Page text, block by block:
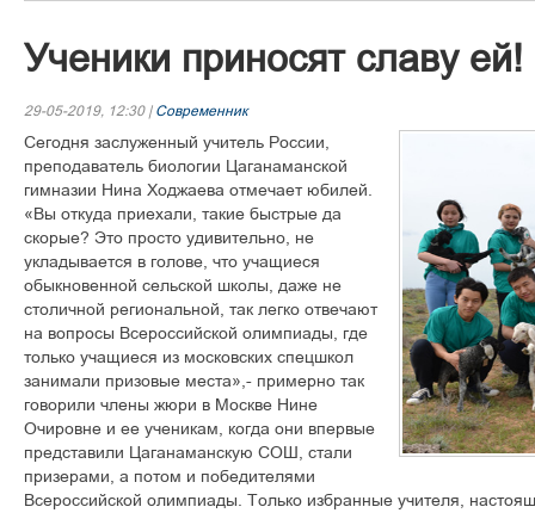
Ученики приносят славу ей!
29-05-2019, 12:30 | Современник
Сегодня заслуженный учитель России,
преподаватель биологии Цаганаманской
гимназии Нина Ходжаева отмечает юбилей.
«Вы откуда приехали, такие быстрые да
скорые? Это просто удивительно, не
укладывается в голове, что учащиеся
обыкновенной сельской школы, даже не
столичной региональной, так легко отвечают
на вопросы Всероссийской олимпиады, где
только учащиеся из московских спецшкол
занимали призовые места»,- примерно так
говорили члены жюри в Москве Нине
Очировне и ее ученикам, когда они впервые
представили Цаганаманскую СОШ, стали
призерами, а потом и победителями
Всероссийской олимпиады. Только избранные учителя,